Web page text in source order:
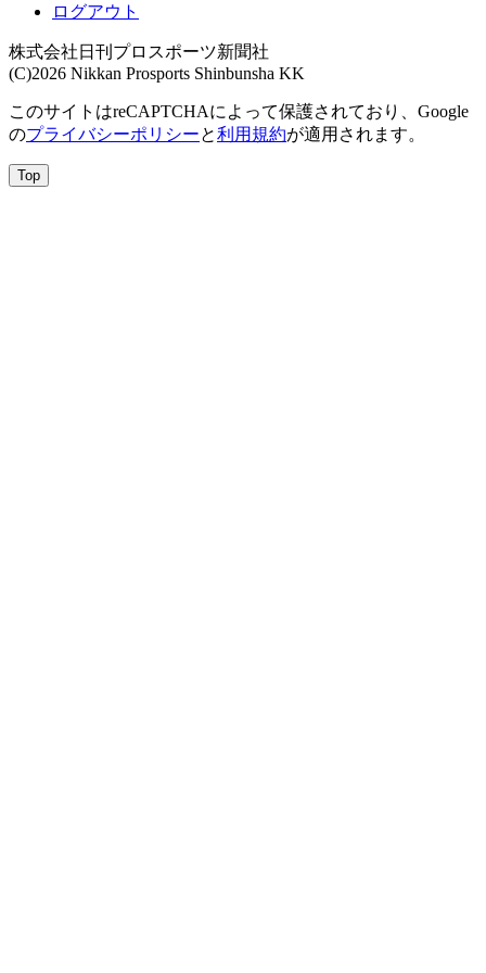
ログアウト
株式会社日刊プロスポーツ新聞社
(C)2026 Nikkan Prosports Shinbunsha KK
このサイトはreCAPTCHAによって保護されており、Google
のプライバシーポリシーと利用規約が適用されます。
Top